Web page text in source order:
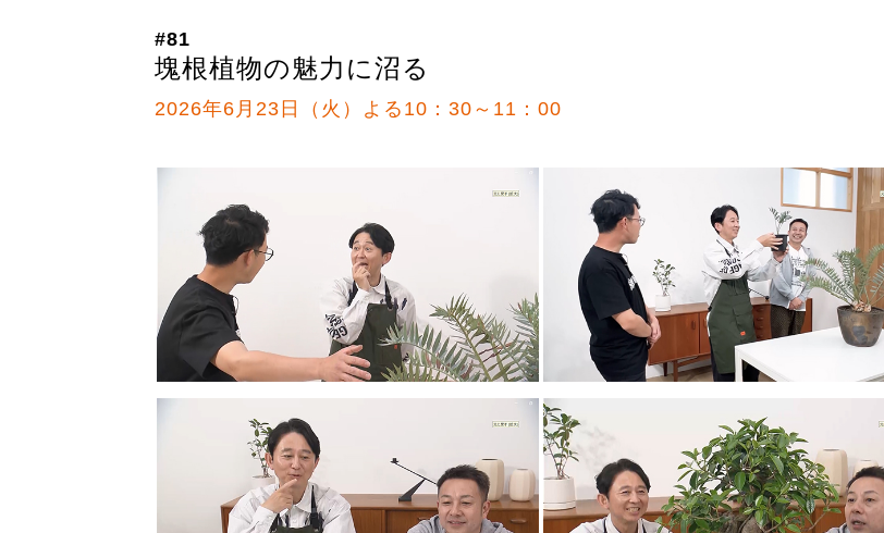
#81
塊根植物の魅力に沼る
2026年6月23日（火）よる10：30～11：00